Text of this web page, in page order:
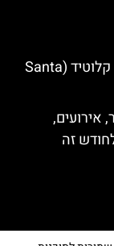
חוף ים Cala Boadella ליד הגנים סנטה קלוטיד (Santa
אירועים,
זה